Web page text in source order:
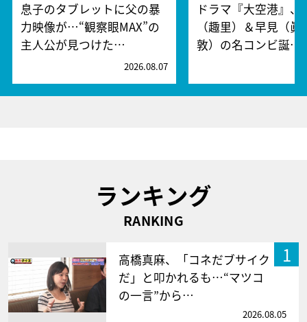
息子のタブレットに父の暴
力映像が…“観察眼MAX”の
主人公が見つけた…
2026.08.07
ドラマ『大空港』、
（趣里）＆早見（眞
敦）の名コンビ誕…
ランキング
RANKING
1
高橋真麻、「コネだブサイク
だ」と叩かれるも…“マツコ
の一言”から…
2026.08.05